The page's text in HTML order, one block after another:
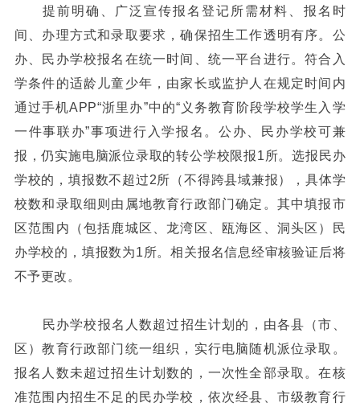
提前明确、广泛宣传报名登记所需材料、报名时
间、办理方式和录取要求，确保招生工作透明有序。公
办、民办学校报名在统一时间、统一平台进行。符合入
学条件的适龄儿童少年，由家长或监护人在规定时间内
通过手机APP“浙里办”中的“义务教育阶段学校学生入学
一件事联办”事项进行入学报名。公办、民办学校可兼
报，仍实施电脑派位录取的转公学校限报1所。选报民办
学校的，填报数不超过2所（不得跨县域兼报），具体学
校数和录取细则由属地教育行政部门确定。其中填报市
区范围内（包括鹿城区、龙湾区、瓯海区、洞头区）民
办学校的，填报数为1所。相关报名信息经审核验证后将
不予更改。
民办学校报名人数超过招生计划的，由各县（市、
区）教育行政部门统一组织，实行电脑随机派位录取。
报名人数未超过招生计划数的，一次性全部录取。在核
准范围内招生不足的民办学校，依次经县、市级教育行